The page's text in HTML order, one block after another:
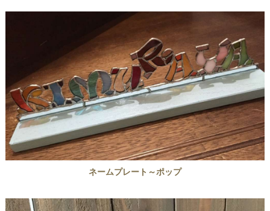
ネームプレート～ポップ